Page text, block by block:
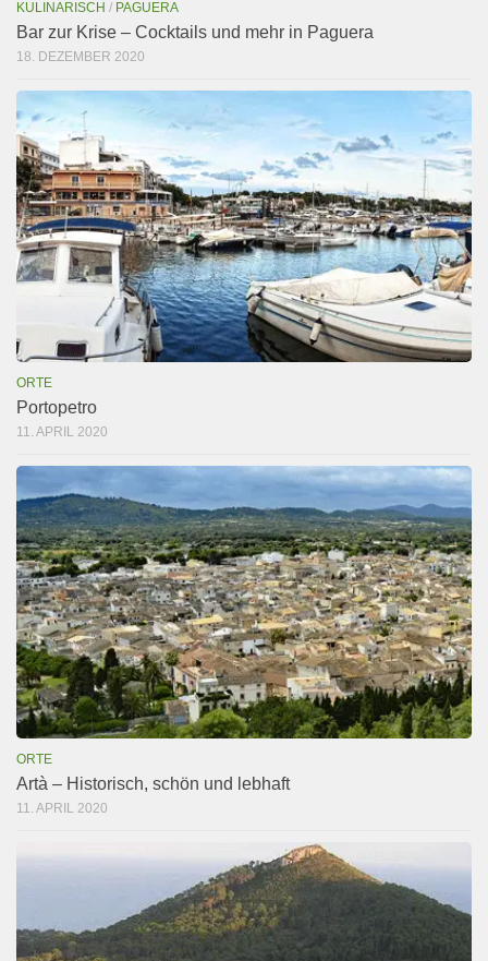
KULINARISCH / PAGUERA
Bar zur Krise – Cocktails und mehr in Paguera
18. DEZEMBER 2020
ORTE
Portopetro
11. APRIL 2020
ORTE
Artà – Historisch, schön und lebhaft
11. APRIL 2020